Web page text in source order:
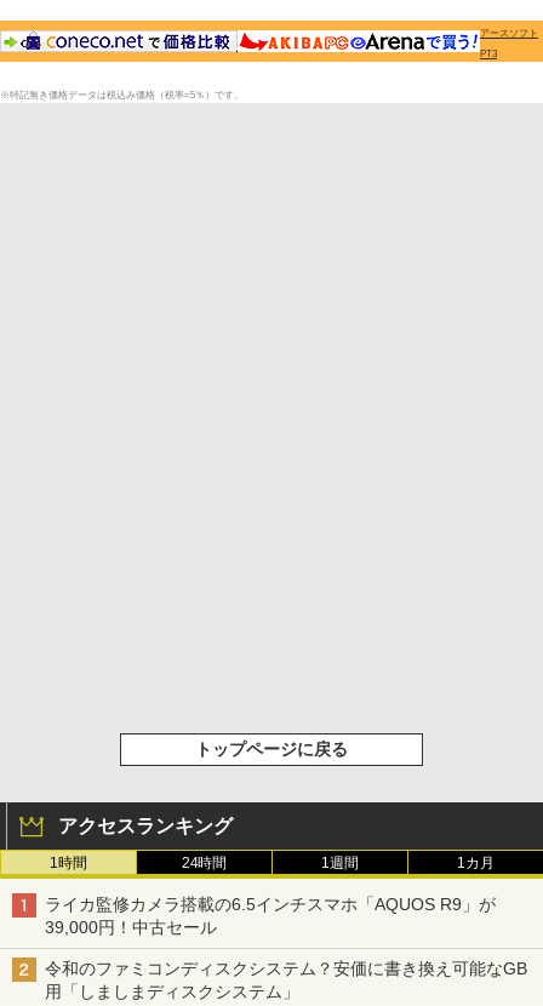
アースソフト
PT3
※特記無き価格データは税込み価格（税率=5％）です。
トップページに戻る
アクセスランキング
1時間 24時間 1週間 1カ月
ライカ監修カメラ搭載の6.5インチスマホ「AQUOS R9」が
39,000円！中古セール
令和のファミコンディスクシステム？安価に書き換え可能なGB
用「しましまディスクシステム」